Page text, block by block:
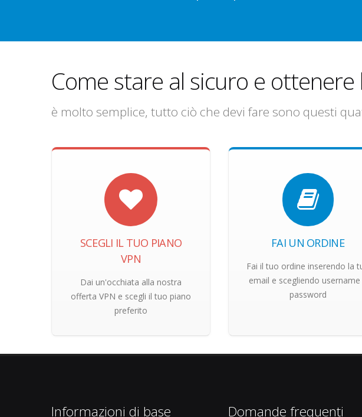
Come stare al sicuro e
è molto semplice, tutto ciò che devi fare sono questi
SCEGLI IL TUO PIANO
VPN
Dai un'occhiata alla nostra
offerta VPN e scegli il tuo piano
preferito
FAI UN ORDINE
Fai il tuo ordine inserendo la
email e scegliendo username
password
Informazioni di base Domande frequenti